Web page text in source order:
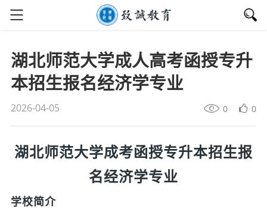
湖北师范大学成人高考函授专升
本招生报名经济学专业
2026-04-05 0 0
湖北师范大学成考函授专升本招生报
名经济学专业
学校简介